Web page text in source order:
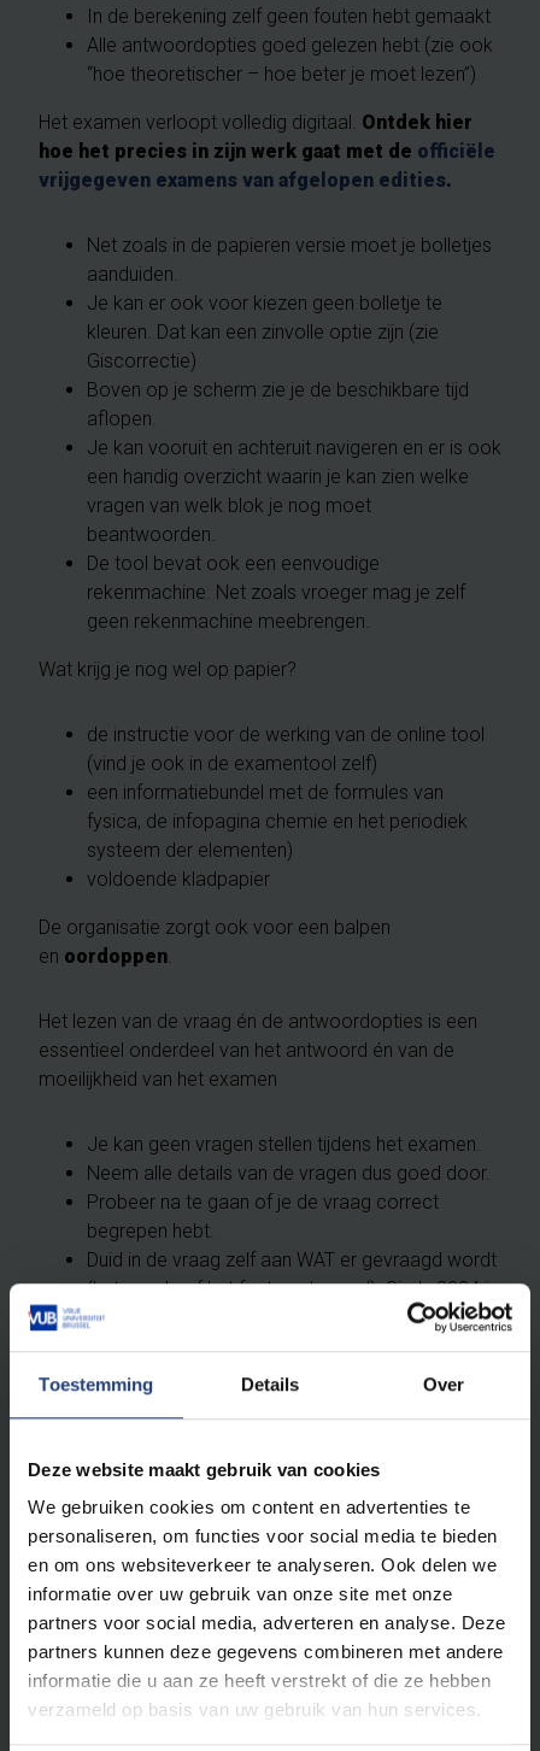
Toestemming Details Over
Deze website maakt gebruik van cookies
We gebruiken cookies om content en advertenties te
personaliseren, om functies voor social media te bieden
en om ons websiteverkeer te analyseren. Ook delen we
informatie over uw gebruik van onze site met onze
partners voor social media, adverteren en analyse. Deze
partners kunnen deze gegevens combineren met andere
informatie die u aan ze heeft verstrekt of die ze hebben
verzameld op basis van uw gebruik van hun services.
In de berekening zelf geen fouten hebt gemaakt
Alle antwoordopties goed gelezen hebt (zie ook
“hoe theoretischer – hoe beter je moet lezen”)
Het examen verloopt volledig digitaal. Ontdek hier
hoe het precies in zijn werk gaat met de officiële
vrijgegeven examens van afgelopen edities.
Net zoals in de papieren versie moet je bolletjes
aanduiden.
Je kan er ook voor kiezen geen bolletje te
kleuren. Dat kan een zinvolle optie zijn (zie
Giscorrectie)
Boven op je scherm zie je de beschikbare tijd
aflopen.
Je kan vooruit en achteruit navigeren en er is ook
een handig overzicht waarin je kan zien welke
vragen van welk blok je nog moet
beantwoorden.
De tool bevat ook een eenvoudige
rekenmachine. Net zoals vroeger mag je zelf
geen rekenmachine meebrengen.
Wat krijg je nog wel op papier?
de instructie voor de werking van de online tool
(vind je ook in de examentool zelf)
een informatiebundel met de formules van
fysica, de infopagina chemie en het periodiek
systeem der elementen)
voldoende kladpapier
De organisatie zorgt ook voor een balpen
en oordoppen.
Het lezen van de vraag én de antwoordopties is een
essentieel onderdeel van het antwoord én van de
moeilijkheid van het examen
Je kan geen vragen stellen tijdens het examen.
Neem alle details van de vragen dus goed door.
Probeer na te gaan of je de vraag correct
begrepen hebt.
Duid in de vraag zelf aan WAT er gevraagd wordt
(het goede of het foute antwoord). Sinds 2024 is
er een markeerfunctie in VAARDIG en CLEAR,
gebruik deze om aan te duiden WAT er exact
wordt gevraagd.
button 'overzicht' als je vragen overslaat, zodat
Keer pas terug naar de “on(be)grijpbare” vraag
als je alle andere vragen behandeld hebt.
Het examen wordt tegen tijd ingevuld
Je hoeft je niet aan de volgorde van de vragen te
houden.
Vul eerst de vragen in over de onderwerpen waar